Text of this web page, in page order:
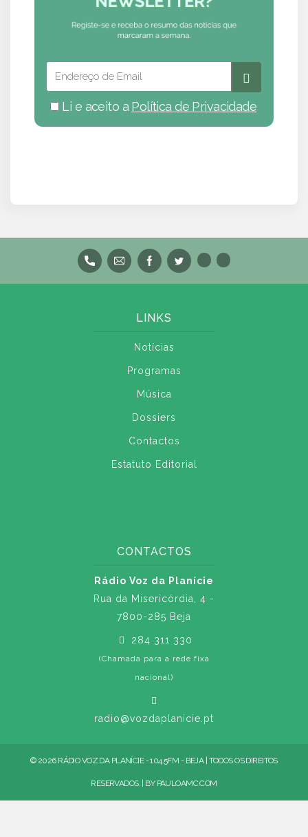
Li e aceito a Política de Privacidade
LINKS
Notícias
Programas
Música
Dossiers
Contactos
Estatuto Editorial
CONTACTOS
Rádio Voz da Planície
Rua da Misericórdia, 4 -
7800-285 Beja
284 311 330
(Chamada para a rede fixa
nacional)
radio@vozdaplanicie.pt
© 2026 RÁDIO VOZ DA PLANÍCIE - 104.5FM - BEJA | TODOS OS DIREITOS
RESERVADOS. | BY PAULOAMC.COM